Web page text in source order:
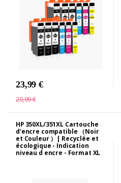
23,99 €
29,99 €
HP 350XL/351XL Cartouche
d'encre compatible （Noir
et Couleur ）| Recyclée et
écologique - Indication
niveau d encre - Format XL